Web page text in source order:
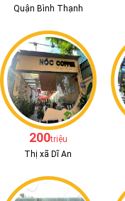
Quận Bình Thạnh
200triệu
Thị xã Dĩ An